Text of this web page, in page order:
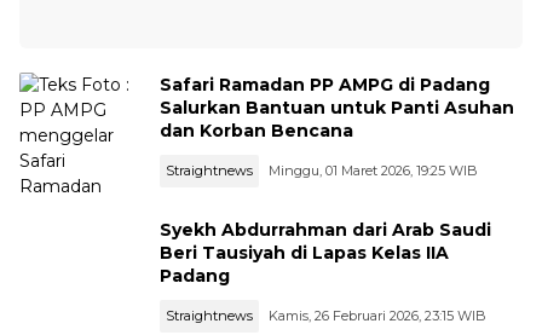
Safari Ramadan PP AMPG di Padang
Salurkan Bantuan untuk Panti Asuhan
dan Korban Bencana
Straightnews Minggu, 01 Maret 2026, 19:25 WIB
Syekh Abdurrahman dari Arab Saudi
Beri Tausiyah di Lapas Kelas IIA
Padang
Straightnews Kamis, 26 Februari 2026, 23:15 WIB